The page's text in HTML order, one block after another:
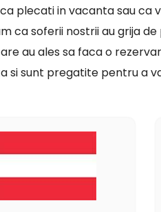
plecati in vacanta sau ca
ca soferii nostrii au grija
au ales sa faca o
si sunt pregatite pentru a